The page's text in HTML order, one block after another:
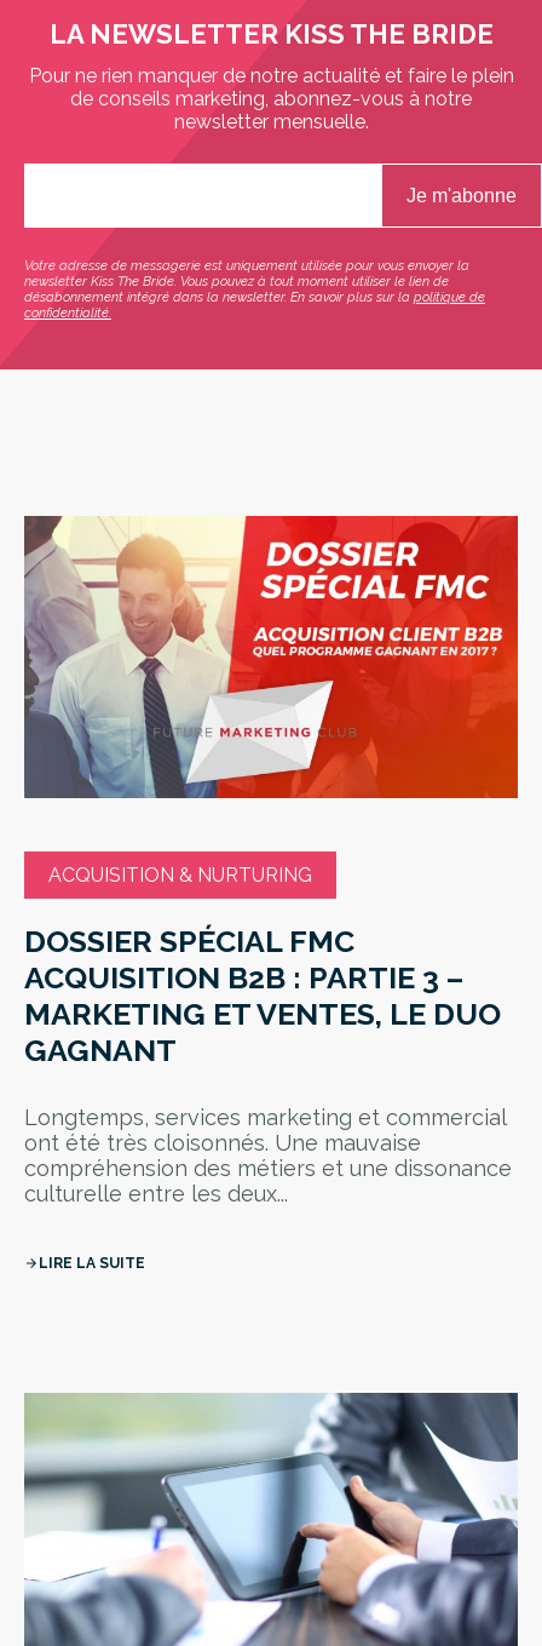
LA NEWSLETTER KISS THE BRIDE
Pour ne rien manquer de notre actualité et faire le plein
de conseils marketing, abonnez-vous à notre
newsletter mensuelle.
Votre adresse de messagerie est uniquement utilisée pour vous envoyer la
newsletter Kiss The Bride. Vous pouvez à tout moment utiliser le lien de
désabonnement intégré dans la newsletter. En savoir plus sur la politique de
confidentialité.
ACQUISITION & NURTURING
DOSSIER SPÉCIAL FMC
ACQUISITION B2B : PARTIE 3 –
MARKETING ET VENTES, LE DUO
GAGNANT
Longtemps, services marketing et commercial
ont été très cloisonnés. Une mauvaise
compréhension des métiers et une dissonance
culturelle entre les deux...
arrow_forward LIRE LA SUITE